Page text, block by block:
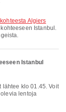
Algiers
Istanbul.
Istanbul
lentoja